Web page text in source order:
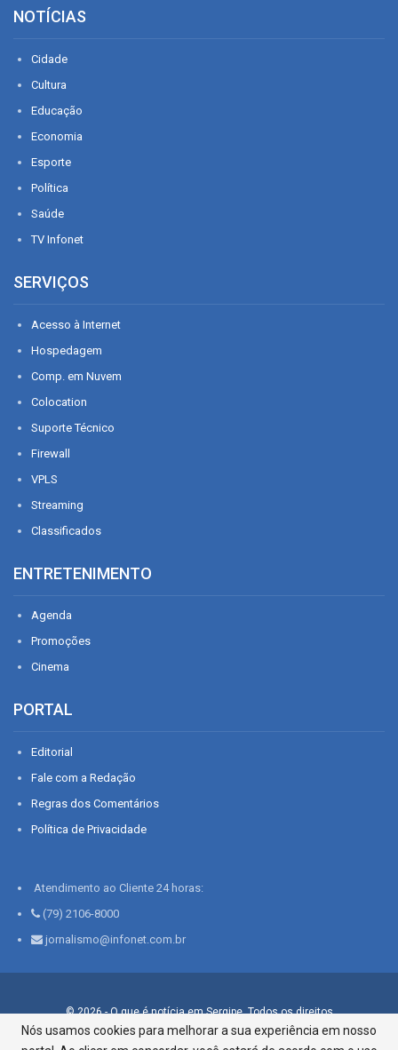
NOTÍCIAS
Cidade
Cultura
Educação
Economia
Esporte
Política
Saúde
TV Infonet
SERVIÇOS
Acesso à Internet
Hospedagem
Comp. em Nuvem
Colocation
Suporte Técnico
Firewall
VPLS
Streaming
Classificados
ENTRETENIMENTO
Agenda
Promoções
Cinema
PORTAL
Editorial
Fale com a Redação
Regras dos Comentários
Política de Privacidade
Atendimento ao Cliente 24 horas:
(79) 2106-8000
jornalismo@infonet.com.br
© 2026 - O que é notícia em Sergipe. Todos os direitos
reservados.
Nós usamos cookies para melhorar a sua experiência em nosso